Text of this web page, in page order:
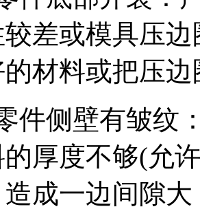
差或模具压
材料或把压
侧壁有皱纹：
的厚度不够(允
成一边间隙